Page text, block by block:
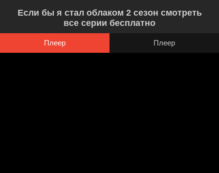
Если бы я стал облаком 2 сезон смотреть
все серии бесплатно
Плеер Плеер